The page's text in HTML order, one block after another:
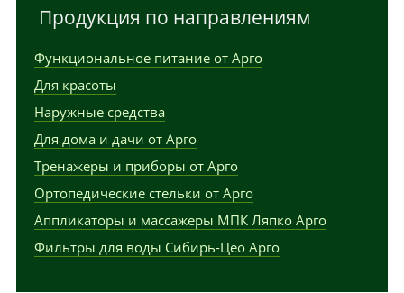
Продукция по направлениям
Функциональное питание от Арго
Для красоты
Наружные средства
Для дома и дачи от Арго
Тренажеры и приборы от Арго
Ортопедические стельки от Арго
Аппликаторы и массажеры МПК Ляпко Арго
Фильтры для воды Сибирь-Цео Арго